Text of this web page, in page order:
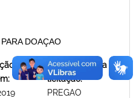
DOAÇAO
de
Modalidade da
licitação:
PREGAO